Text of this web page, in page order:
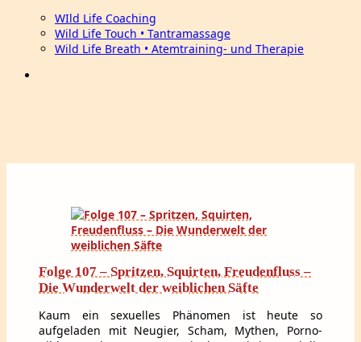
WIld Life Coaching
Wild Life Touch • Tantramassage
Wild Life Breath • Atemtraining- und Therapie
Folge 107 – Spritzen, Squirten, Freudenfluss –
Die Wunderwelt der weiblichen Säfte
Kaum ein sexuelles Phänomen ist heute so
aufgeladen mit Neugier, Scham, Mythen, Porno-